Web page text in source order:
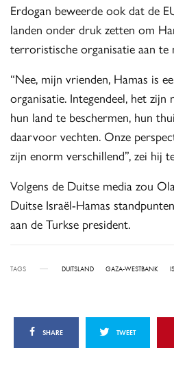
Erdogan beweerde ook dat de
landen onder druk zetten om
terroristische organisatie aan te
“Nee, mijn vrienden, Hamas is
organisatie. Integendeel, het zijn
hun land te beschermen, hun
daarvoor vechten. Onze
zijn enorm verschillend”, zei hij
Volgens de Duitse media zou
Duitse Israël-Hamas
aan de Turkse president.
TAGS DUITSLAND GAZA-WESTBANK
SHARE TWEET